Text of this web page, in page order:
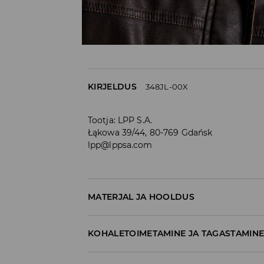
KIRJELDUS 348JL-00X
Tootja: LPP S.A.
Łąkowa 39/44, 80-769 Gdańsk
lpp@lppsa.com
MATERJAL JA HOOLDUS
KOHALETOIMETAMINE JA TAGASTAMINE